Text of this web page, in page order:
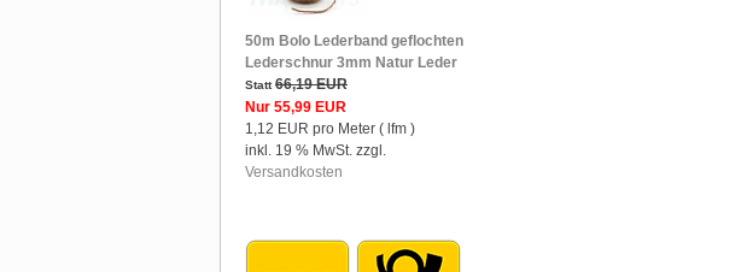
50m Bolo Lederband geflochten
Lederschnur 3mm Natur Leder
Statt66,19 EUR
Nur 55,99 EUR
1,12 EUR pro Meter ( lfm )
inkl. 19 % MwSt. zzgl.
Versandkosten